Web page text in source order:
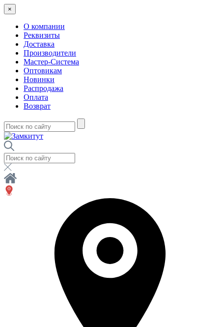
×
О компании
Реквизиты
Доставка
Производители
Мастер-Система
Оптовикам
Новинки
Распродажа
Оплата
Возврат